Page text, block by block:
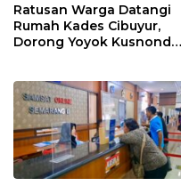
Ratusan Warga Datangi
Rumah Kades Cibuyur,
Dorong Yoyok Kusnondo